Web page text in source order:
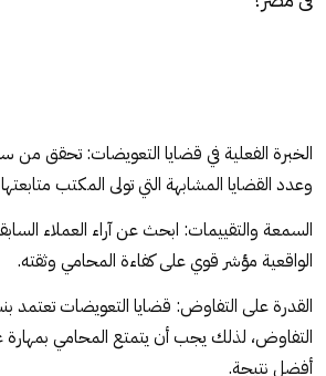
الخبرة الفعلية في قضايا التعويضات: تحقق من
وعدد القضايا المشابهة التي تولى المكتب
السمعة والتقييمات: ابحث عن آراء العملاء
الواقعية مؤشر قوي على كفاءة المحامي وثقته.
القدرة على التفاوض: قضايا التعويضات تعتمد
التفاوض، لذلك يجب أن يتمتع المحامي بمهارة
أفضل نتيجة.